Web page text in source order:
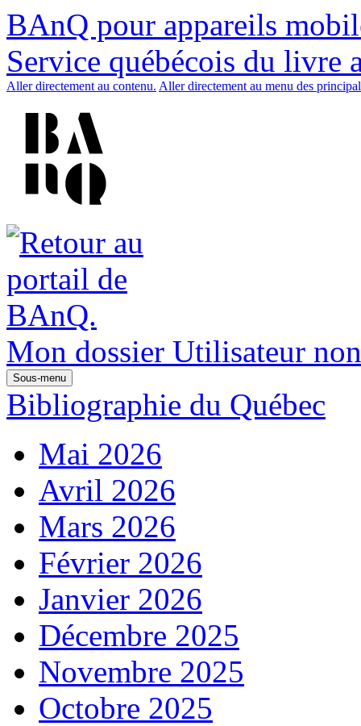
BAnQ pour appareils
Service québécois du livre
Aller directement au contenu. Aller directement au menu des
Mon dossier Utilisateur
Sous-menu
Bibliographie du Québec
Mai 2026
Avril 2026
Mars 2026
Février 2026
Janvier 2026
Décembre 2025
Novembre 2025
Octobre 2025